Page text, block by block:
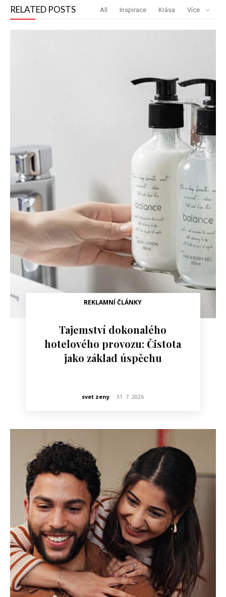
RELATED POSTS All Inspirace Krása Více
REKLAMNÍ ČLÁNKY
Tajemství dokonalého
hotelového provozu: Čistota
jako základ úspěchu
svet zeny - 31. 7. 2026